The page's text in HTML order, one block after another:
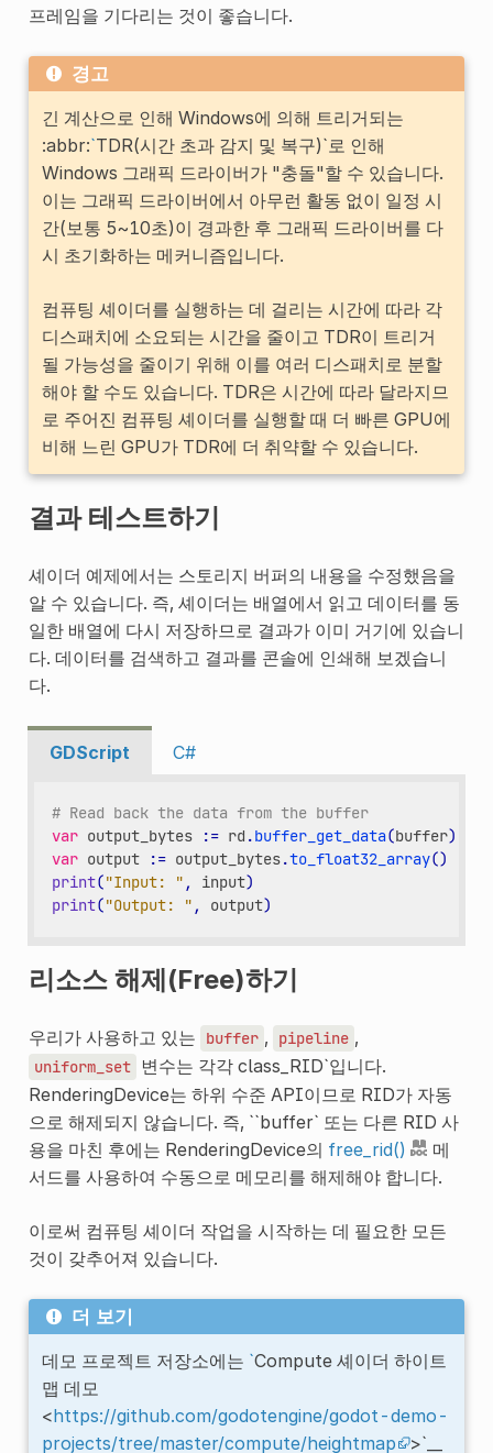
프레임을 기다리는 것이 좋습니다.
경고
긴 계산으로 인해 Windows에 의해 트리거되는
:abbr:`TDR(시간 초과 감지 및 복구)`로 인해
Windows 그래픽 드라이버가 "충돌"할 수 있습니다.
이는 그래픽 드라이버에서 아무런 활동 없이 일정 시
간(보통 5~10초)이 경과한 후 그래픽 드라이버를 다
시 초기화하는 메커니즘입니다.
컴퓨팅 셰이더를 실행하는 데 걸리는 시간에 따라 각
디스패치에 소요되는 시간을 줄이고 TDR이 트리거
될 가능성을 줄이기 위해 이를 여러 디스패치로 분할
해야 할 수도 있습니다. TDR은 시간에 따라 달라지므
로 주어진 컴퓨팅 셰이더를 실행할 때 더 빠른 GPU에
비해 느린 GPU가 TDR에 더 취약할 수 있습니다.
결과 테스트하기
셰이더 예제에서는 스토리지 버퍼의 내용을 수정했음을
알 수 있습니다. 즉, 셰이더는 배열에서 읽고 데이터를 동
일한 배열에 다시 저장하므로 결과가 이미 거기에 있습니
다. 데이터를 검색하고 결과를 콘솔에 인쇄해 보겠습니
다.
GDScript C#
# Read back the data from the buffer
var output_bytes := rd .buffer_get_data(buffer)
var output := output_bytes.to_float32_array()
print("Input: " , input)
print("Output: " , output)
리소스 해제(Free)하기
우리가 사용하고 있는 buffer , pipeline ,
uniform_set 변수는 각각 class_RID`입니다.
RenderingDevice는 하위 수준 API이므로 RID가 자동
으로 해제되지 않습니다. 즉, ``buffer` 또는 다른 RID 사
용을 마친 후에는 RenderingDevice의 free_rid()
메
서드를 사용하여 수동으로 메모리를 해제해야 합니다.
이로써 컴퓨팅 셰이더 작업을 시작하는 데 필요한 모든
것이 갖추어져 있습니다.
더 보기
데모 프로젝트 저장소에는 `Compute 셰이더 하이트
맵 데모
<https://github.com/godotengine/godot-demo-
projects/tree/master/compute/heightmap
>`__